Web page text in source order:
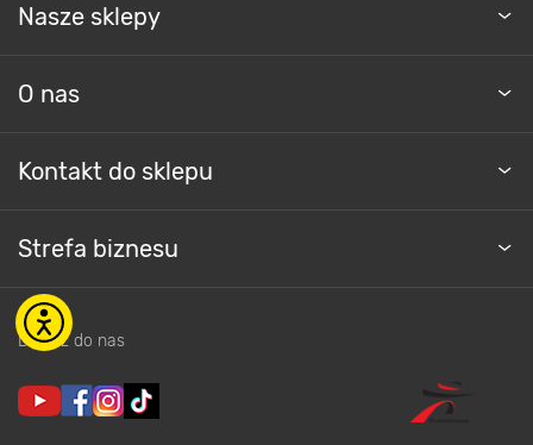
Nasze sklepy
O nas
Kontakt do sklepu
Strefa biznesu
Dołącz do nas